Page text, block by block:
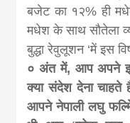
बजेट का १२% ही
मधेश के साथ सौतेला
बुद्धा रेवुलूशन ‘में इस
० अंत में, आप अपने
क्या संदेश देना
आपने नेपाली लघु